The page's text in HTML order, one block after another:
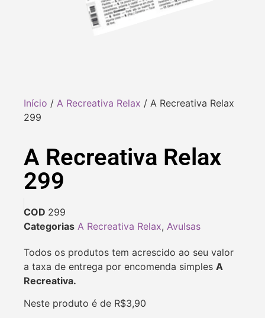
Início / A Recreativa Relax / A Recreativa Relax
299
A Recreativa Relax
299
COD 299
Categorias A Recreativa Relax, Avulsas
Todos os produtos tem acrescido ao seu valor
a taxa de entrega por encomenda simples A
Recreativa.
Neste produto é de R$3,90